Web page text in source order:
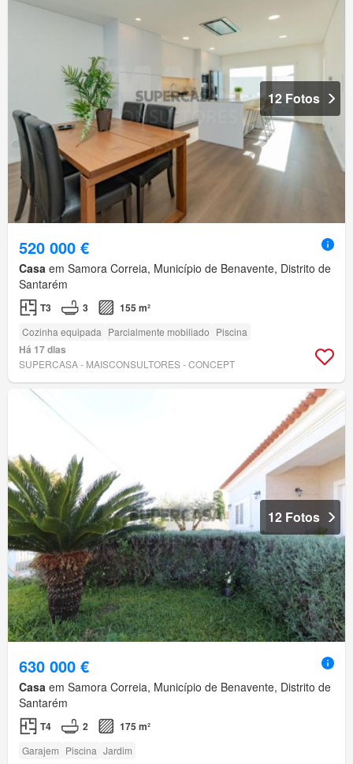
12 Fotos
520 000 €
Casa em Samora Correia, Município de Benavente, Distrito de
Santarém
T3 3 155 m²
Cozinha equipada Parcialmente mobiliado Piscina
Há 17 dias
SUPERCASA - MAISCONSULTORES - CONCEPT
12 Fotos
630 000 €
Casa em Samora Correia, Município de Benavente, Distrito de
Santarém
T4 2 175 m²
Garajem Piscina Jardim